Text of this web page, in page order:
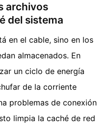
archivos
del sistema
en el cable, sino en los
almacenados. En
un ciclo de energía
de la corriente
problemas de conexión
limpia la caché de red